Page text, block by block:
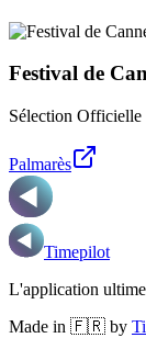
Festival de
Sélection Officielle
Palmarès
Timepilot
L'application
Made in 🇫🇷 by